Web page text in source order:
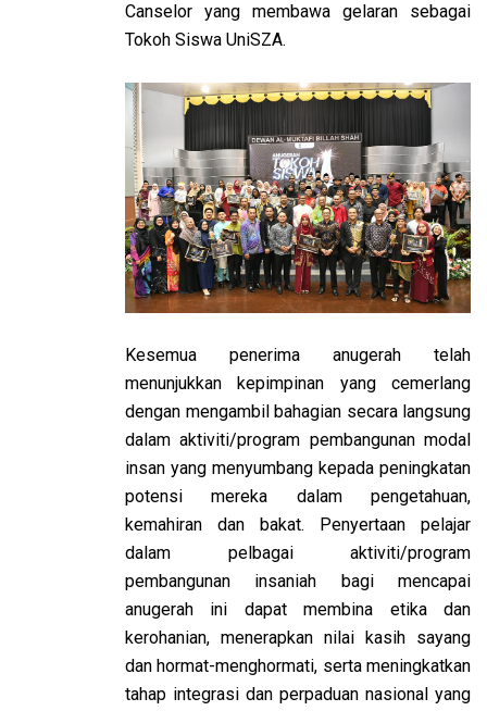
Canselor yang membawa gelaran sebagai
Tokoh Siswa UniSZA.
Kesemua penerima anugerah telah
menunjukkan kepimpinan yang cemerlang
dengan mengambil bahagian secara langsung
dalam aktiviti/program pembangunan modal
insan yang menyumbang kepada peningkatan
potensi mereka dalam pengetahuan,
kemahiran dan bakat. Penyertaan pelajar
dalam pelbagai aktiviti/program
pembangunan insaniah bagi mencapai
anugerah ini dapat membina etika dan
kerohanian, menerapkan nilai kasih sayang
dan hormat-menghormati, serta meningkatkan
tahap integrasi dan perpaduan nasional yang